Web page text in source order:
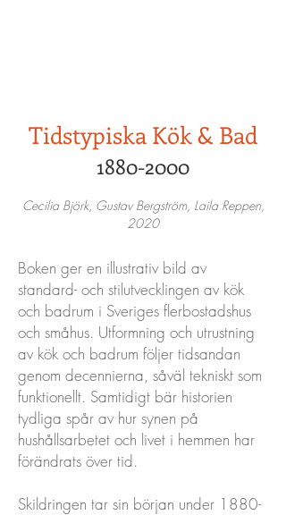
Tidstypiska Kök & Bad
1880-2000
Cecilia Björk, Gustav Bergström, Laila Reppen,
2020
Boken ger en illustrativ bild av
standard- och stilutvecklingen av kök
och badrum i Sveriges flerbostadshus
och småhus. Utformning och utrustning
av kök och badrum följer tidsandan
genom decennierna, såväl tekniskt som
funktionellt. Samtidigt bär historien
tydliga spår av hur synen på
hushållsarbetet och livet i hemmen har
förändrats över tid.
Skildringen tar sin början under 1880-